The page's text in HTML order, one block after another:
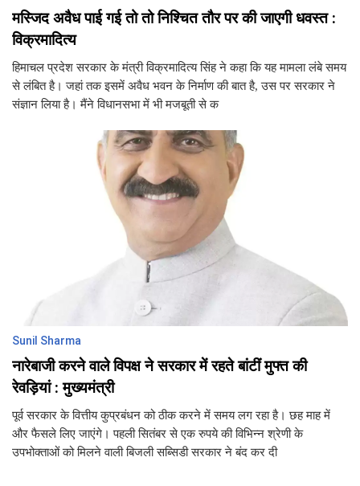
मस्जिद अवैध पाई गई तो तो निश्चित तौर पर की जाएगी धवस्त :
विक्रमादित्य
हिमाचल प्रदेश सरकार के मंत्री विक्रमादित्य सिंह ने कहा कि यह मामला लंबे समय
से लंबित है। जहां तक इसमें अवैध भवन के निर्माण की बात है, उस पर सरकार ने
संज्ञान लिया है। मैंने विधानसभा में भी मजबूती से क
Sunil Sharma
नारेबाजी करने वाले विपक्ष ने सरकार में रहते बांटीं मुफ्त की
रेवड़ियां : मुख्यमंत्री
पूर्व सरकार के वित्तीय कुप्रबंधन को ठीक करने में समय लग रहा है। छह माह में
और फैसले लिए जाएंगे। पहली सितंबर से एक रुपये की विभिन्न श्रेणी के
उपभोक्ताओं को मिलने वाली बिजली सब्सिडी सरकार ने बंद कर दी